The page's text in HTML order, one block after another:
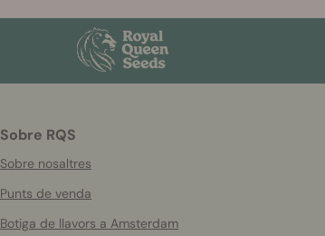
Sobre RQS
Sobre nosaltres
Punts de venda
Botiga de llavors a Amsterdam